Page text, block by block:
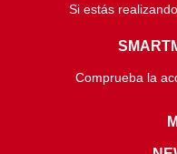
Si estás
Comprueba la